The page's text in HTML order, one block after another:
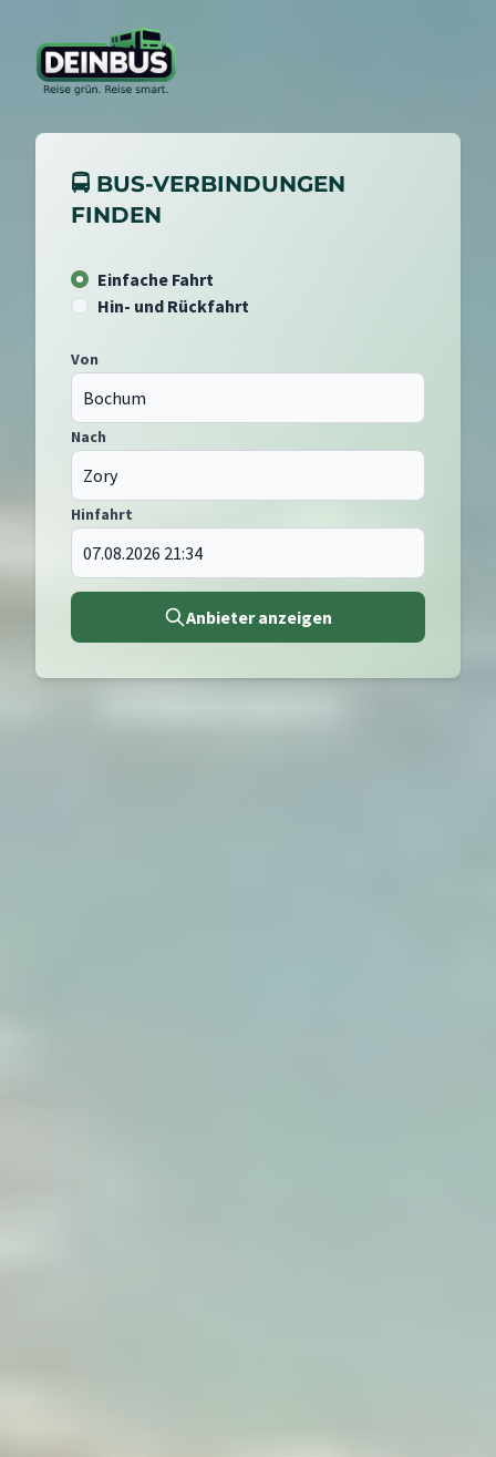
🚍 BUS-VERBINDUNGEN
FINDEN
Einfache Fahrt
Hin- und Rückfahrt
Von
Nach
Hinfahrt
Anbieter anzeigen